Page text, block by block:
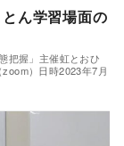
ん学習場面の
把握」主催虹とおひ
）日時2023年7月